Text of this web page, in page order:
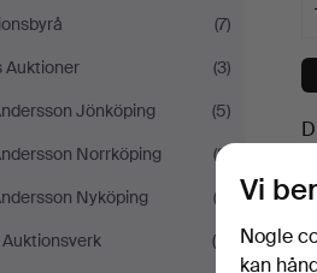
(7)
Auktioner
(3)
Jönköping
(5)
Norrköping
(2)
Nyköping
(2)
(9)
Vi
Nogle
kan